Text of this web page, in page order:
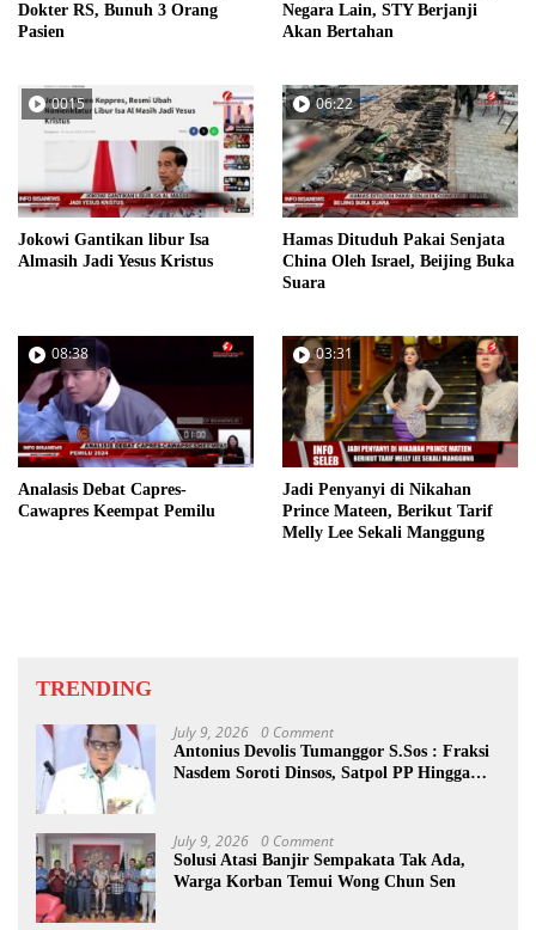
Dokter RS, Bunuh 3 Orang
Pasien
Negara Lain, STY Berjanji
Akan Bertahan
0015
Jokowi Gantikan libur Isa
Almasih Jadi Yesus Kristus
06:22
Hamas Dituduh Pakai Senjata
China Oleh Israel, Beijing Buka
Suara
08:38
Analasis Debat Capres-
Cawapres Keempat Pemilu
03:31
Jadi Penyanyi di Nikahan
Prince Mateen, Berikut Tarif
Melly Lee Sekali Manggung
TRENDING
July 9, 2026 0 Comment
Antonius Devolis Tumanggor S.Sos : Fraksi
Nasdem Soroti Dinsos, Satpol PP Hingga
July 9, 2026 0 Comment
Solusi Atasi Banjir Sempakata Tak Ada,
Warga Korban Temui Wong Chun Sen